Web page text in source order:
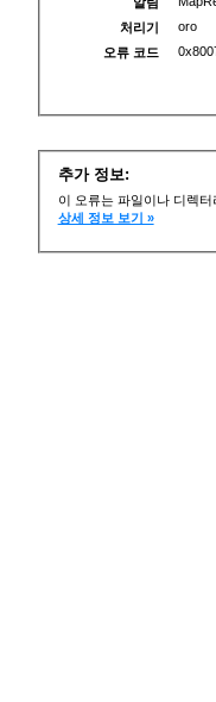
처리기
oro
오류 코드
추가 정보:
이 오류는 파일이나 디렉
상세 정보 보기 »